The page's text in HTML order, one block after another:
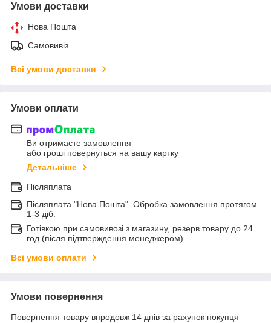
Умови доставки
Нова Пошта
Самовивіз
Всі умови доставки
Умови оплати
Ви отримаєте замовлення
або гроші повернуться на вашу картку
Детальніше
Післяплата
Післяплата "Нова Пошта". Обробка замовлення протягом
1-3 діб.
Готівкою при самовивозі з магазину, резерв товару до 24
год (після підтверждення менеджером)
Всі умови оплати
Умови повернення
Повернення товару впродовж 14 днів за рахунок покупця